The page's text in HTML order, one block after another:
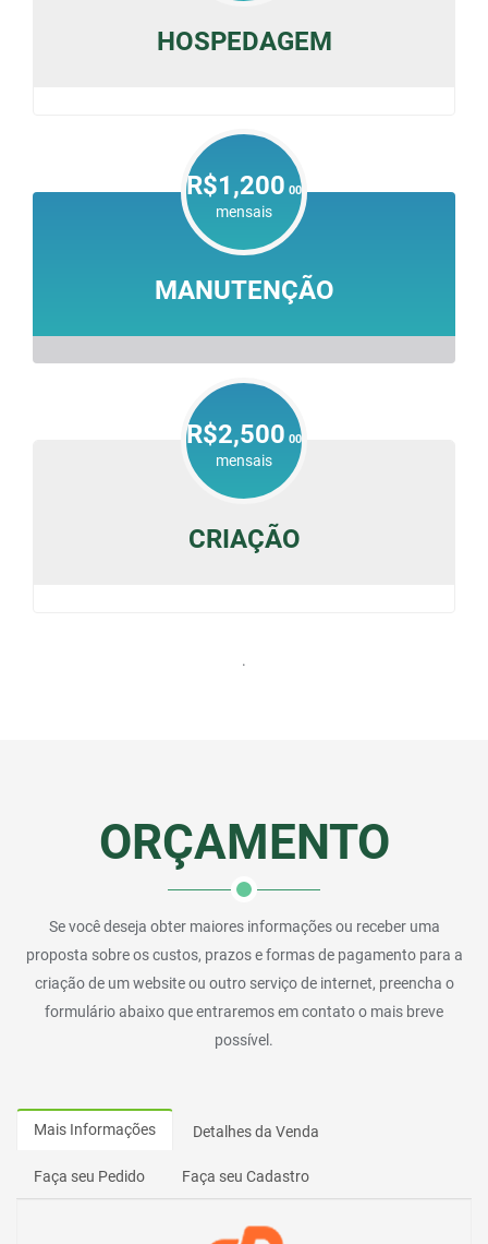
HOSPEDAGEM
R$1,200 00
mensais
MANUTENÇÃO
R$2,500 00
mensais
CRIAÇÃO
.
ORÇAMENTO
Se você deseja obter maiores informações ou receber uma
proposta sobre os custos, prazos e formas de pagamento para a
criação de um website ou outro serviço de internet, preencha o
formulário abaixo que entraremos em contato o mais breve
possível.
Mais Informações Detalhes da Venda
Faça seu Pedido Faça seu Cadastro